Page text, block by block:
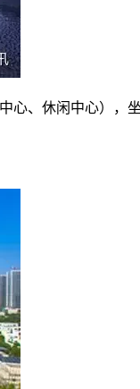
心、休闲中心），